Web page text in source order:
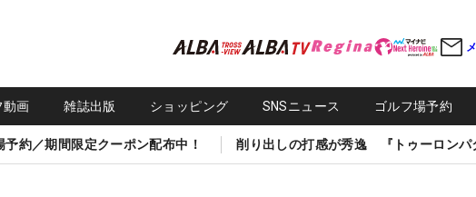
動画 雑誌出版 ショッピング SNSニュース ゴルフ場予約
予約／期間限定クーポン配布中！ 削り出しの打感が秀逸 『トゥーロンパ